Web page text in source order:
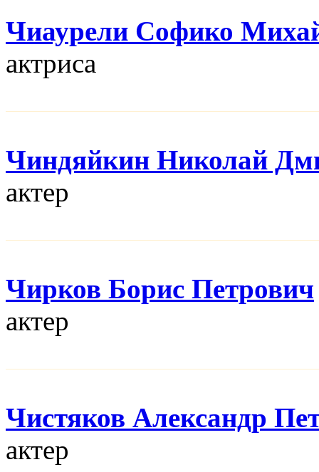
Чиаурели Софико
актриса
Чиндяйкин Николай
актер
Чирков Борис Петрович
актер
Чистяков Александр
актер